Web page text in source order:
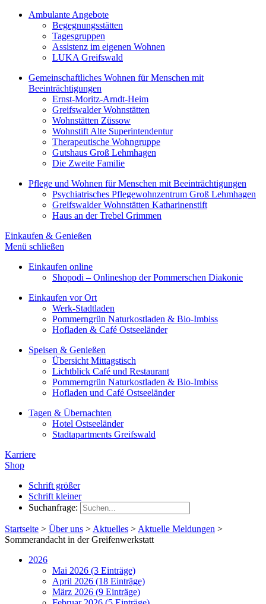
Ambulante Angebote
Begegnungsstätten
Tagesgruppen
Assistenz im eigenen Wohnen
LUKA Greifswald
Gemeinschaftliches Wohnen für Menschen mit
Beeinträchtigungen
Ernst-Moritz-Arndt-Heim
Greifswalder Wohnstätten
Wohnstätten Züssow
Wohnstift Alte Superintendentur
Therapeutische Wohngruppe
Gutshaus Groß Lehmhagen
Die Zweite Familie
Pflege und Wohnen für Menschen mit Beeinträchtigungen
Psychiatrisches Pflegewohnzentrum Groß Lehmhagen
Greifswalder Wohnstätten Katharinenstift
Haus an der Trebel Grimmen
Einkaufen & Genießen
Menü schließen
Einkaufen online
Shopodi – Onlineshop der Pommerschen Diakonie
Einkaufen vor Ort
Werk-Stadtladen
Pommerngrün Naturkostladen & Bio-Imbiss
Hofladen & Café Ostseeländer
Speisen & Genießen
Übersicht Mittagstisch
Lichtblick Café und Restaurant
Pommerngrün Naturkostladen & Bio-Imbiss
Hofladen und Café Ostseeländer
Tagen & Übernachten
Hotel Ostseeländer
Stadtapartments Greifswald
Karriere
Shop
Schrift größer
Schrift kleiner
Suchanfrage:
Startseite > Über uns > Aktuelles > Aktuelle Meldungen >
Sommerandacht in der Greifenwerkstatt
2026
Mai 2026 (3 Einträge)
April 2026 (18 Einträge)
März 2026 (9 Einträge)